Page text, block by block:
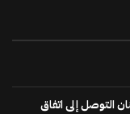
التوصل إلى اتفاق